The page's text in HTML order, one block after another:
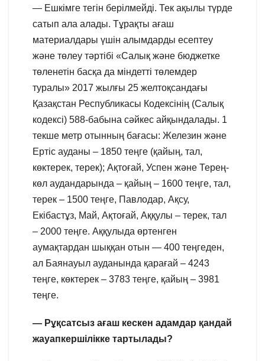
— Ешкімге тегін берілмейді. Тек ақылы түрде
сатып ала алады. Тұрақты ағаш
материалдары үшін алымдарды есептеу
және төлеу тәртібі «Салық және бюджетке
төленетін басқа да міндетті төлемдер
туралы» 2017 жылғы 25 желтоқсандағы
Қазақстан Республикасы Кодексінің (Салық
кодексі) 588-бабына сәйкес айқындалады. 1
текше метр отынның бағасы: Железин және
Ертіс ауданы – 1850 теңге (қайың, тал,
көктерек, терек); Ақтоғай, Успен және Терең-
көл аудандарында – қайың – 1600 теңге, тал,
терек – 1500 теңге, Павлодар, Ақсу,
Екібастұз, Май, Ақтоғай, Аққулы – терек, тал
– 2000 теңге. Аққулыда өртенген
аумақтардан шыққан отын — 400 теңгеден,
ал Баянауыл ауданында қарағай – 4243
теңге, көктерек – 3783 теңге, қайың – 3981
теңге.
— Рұқсатсыз ағаш кескен адамдар қандай
жауапкершілікке тартылады?